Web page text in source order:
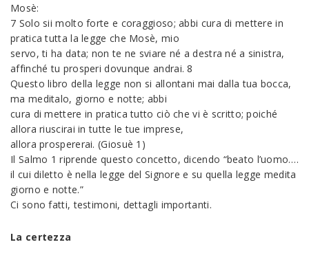
Mosè:
7 Solo sii molto forte e coraggioso; abbi cura di mettere in
pratica tutta la legge che Mosè, mio
servo, ti ha data; non te ne sviare né a destra né a sinistra,
affinché tu prosperi dovunque andrai. 8
Questo libro della legge non si allontani mai dalla tua bocca,
ma meditalo, giorno e notte; abbi
cura di mettere in pratica tutto ciò che vi è scritto; poiché
allora riuscirai in tutte le tue imprese,
allora prospererai. (Giosuè 1)
Il Salmo 1 riprende questo concetto, dicendo “beato l’uomo….
il cui diletto è nella legge del Signore e su quella legge medita
giorno e notte.”
Ci sono fatti, testimoni, dettagli importanti.
La certezza